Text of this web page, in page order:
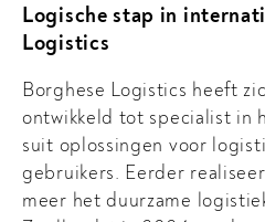
Logische stap in
Logistics
Borghese Logistics heeft
ontwikkeld tot specialist in
suit oplossingen voor
gebruikers. Eerder
meer het duurzame